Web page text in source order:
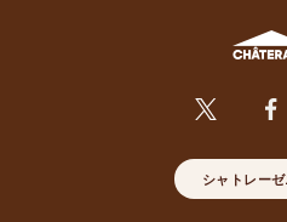
シャトレー